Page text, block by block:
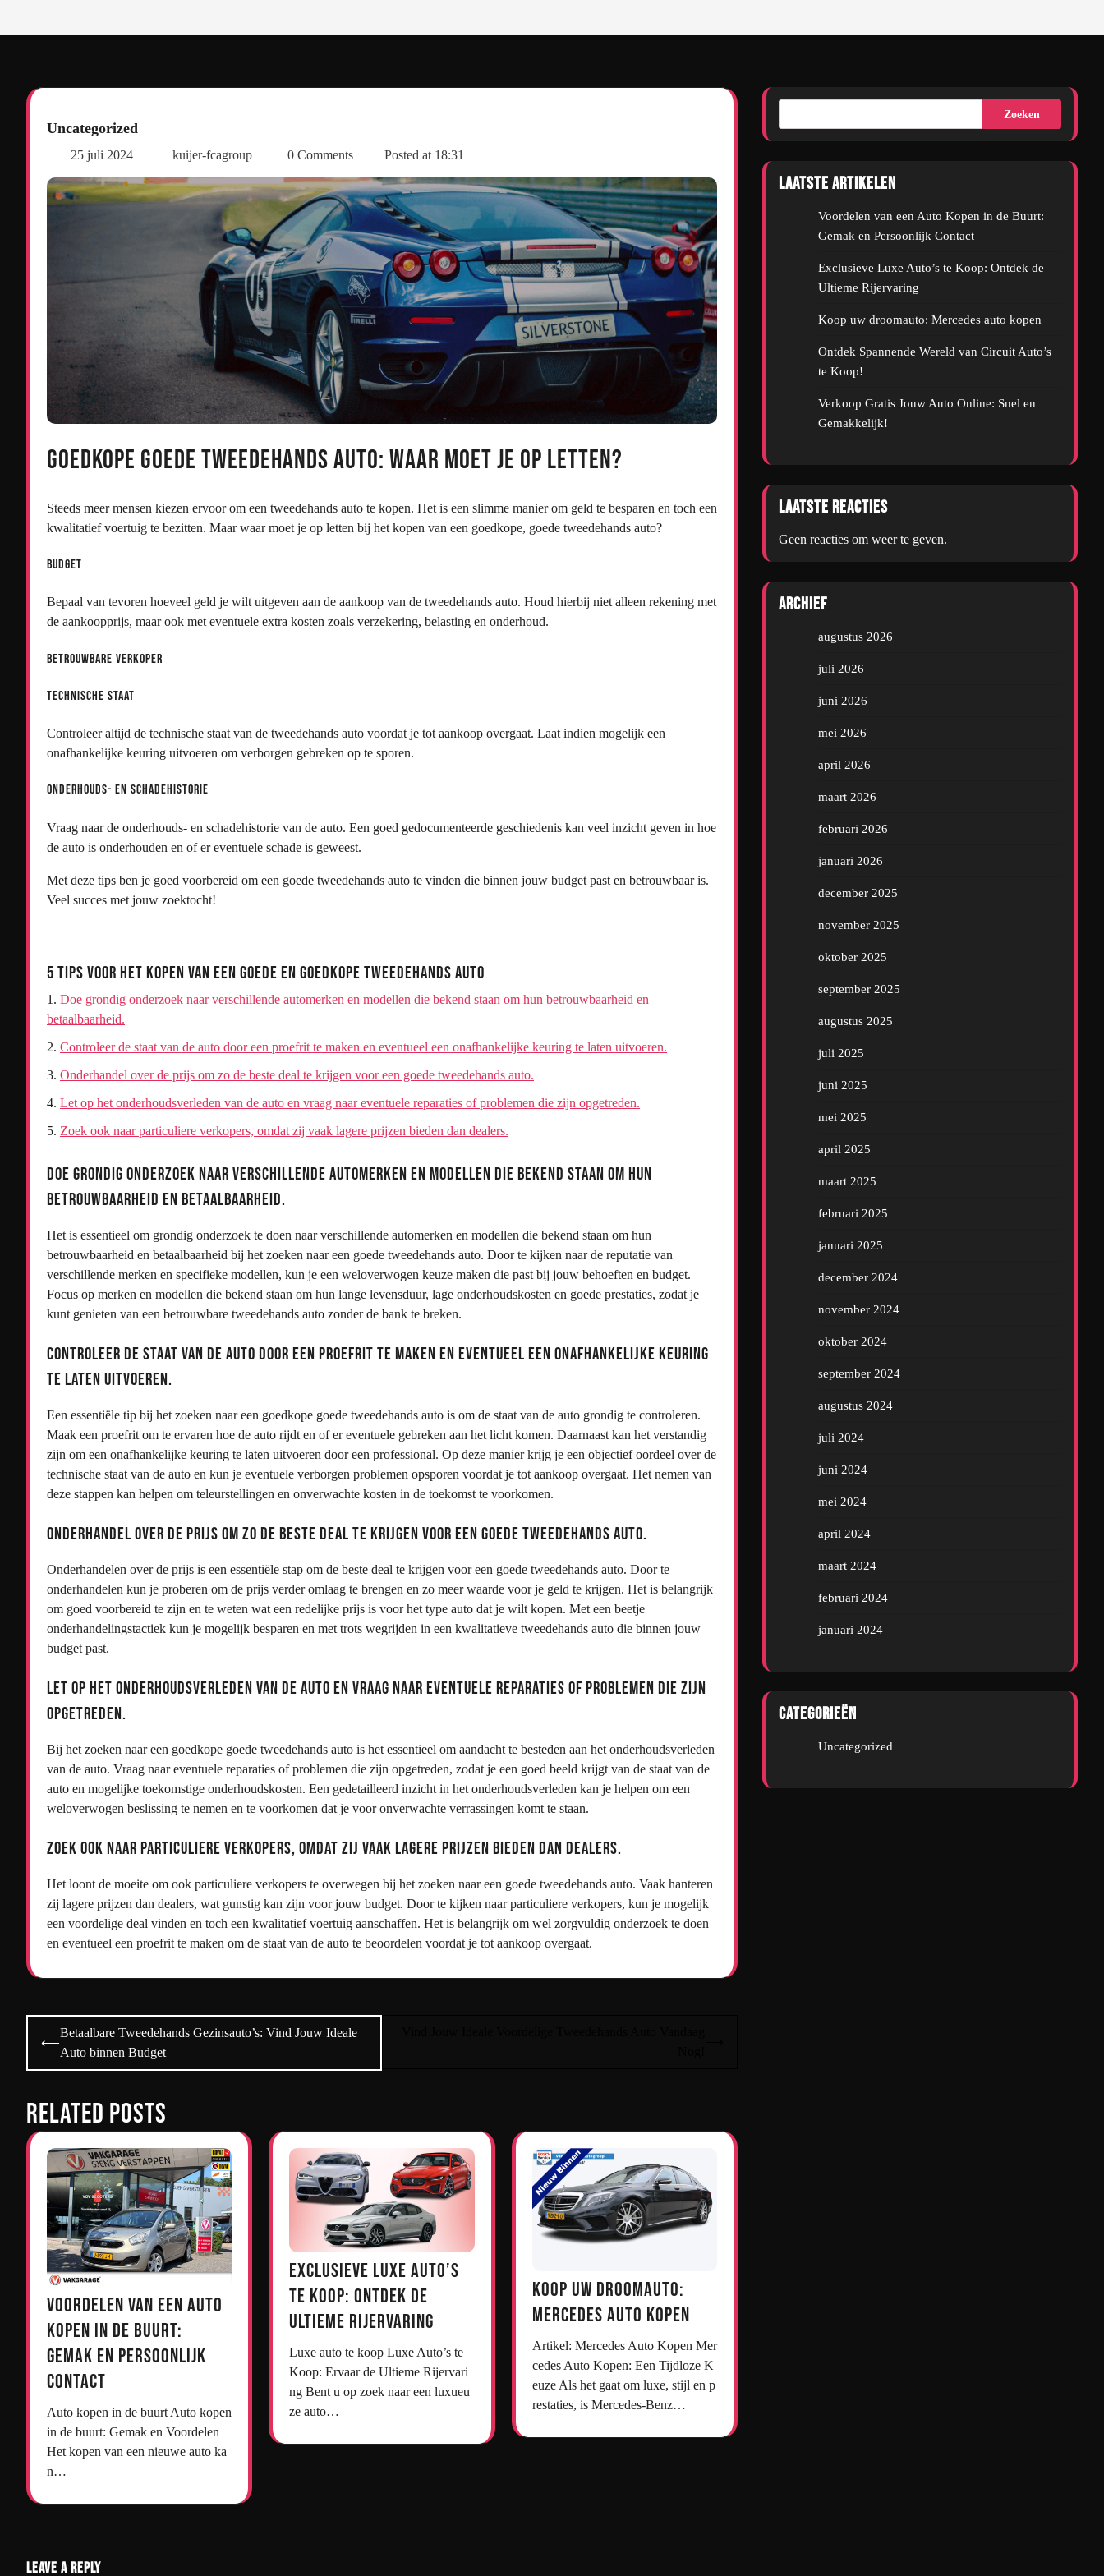
Uncategorized
25 juli 2024 kuijer-fcagroup 0 Comments Posted at 18:31
Goedkope goede tweedehands auto: Waar moet je op letten?
Steeds meer mensen kiezen ervoor om een tweedehands auto te kopen. Het is een slimme manier om geld te besparen en toch een
kwalitatief voertuig te bezitten. Maar waar moet je op letten bij het kopen van een goedkope, goede tweedehands auto?
Budget
Bepaal van tevoren hoeveel geld je wilt uitgeven aan de aankoop van de tweedehands auto. Houd hierbij niet alleen rekening met
de aankoopprijs, maar ook met eventuele extra kosten zoals verzekering, belasting en onderhoud.
Betrouwbare verkoper
Technische staat
Controleer altijd de technische staat van de tweedehands auto voordat je tot aankoop overgaat. Laat indien mogelijk een
onafhankelijke keuring uitvoeren om verborgen gebreken op te sporen.
Onderhouds- en schadehistorie
Vraag naar de onderhouds- en schadehistorie van de auto. Een goed gedocumenteerde geschiedenis kan veel inzicht geven in hoe
de auto is onderhouden en of er eventuele schade is geweest.
Met deze tips ben je goed voorbereid om een goede tweedehands auto te vinden die binnen jouw budget past en betrouwbaar is.
Veel succes met jouw zoektocht!
5 Tips voor het Kopen van een Goede en Goedkope Tweedehands Auto
Doe grondig onderzoek naar verschillende automerken en modellen die bekend staan om hun betrouwbaarheid en
betaalbaarheid.
Controleer de staat van de auto door een proefrit te maken en eventueel een onafhankelijke keuring te laten uitvoeren.
Onderhandel over de prijs om zo de beste deal te krijgen voor een goede tweedehands auto.
Let op het onderhoudsverleden van de auto en vraag naar eventuele reparaties of problemen die zijn opgetreden.
Zoek ook naar particuliere verkopers, omdat zij vaak lagere prijzen bieden dan dealers.
Doe grondig onderzoek naar verschillende automerken en modellen die bekend staan om hun
betrouwbaarheid en betaalbaarheid.
Het is essentieel om grondig onderzoek te doen naar verschillende automerken en modellen die bekend staan om hun
betrouwbaarheid en betaalbaarheid bij het zoeken naar een goede tweedehands auto. Door te kijken naar de reputatie van
verschillende merken en specifieke modellen, kun je een weloverwogen keuze maken die past bij jouw behoeften en budget.
Focus op merken en modellen die bekend staan om hun lange levensduur, lage onderhoudskosten en goede prestaties, zodat je
kunt genieten van een betrouwbare tweedehands auto zonder de bank te breken.
Controleer de staat van de auto door een proefrit te maken en eventueel een onafhankelijke keuring
te laten uitvoeren.
Een essentiële tip bij het zoeken naar een goedkope goede tweedehands auto is om de staat van de auto grondig te controleren.
Maak een proefrit om te ervaren hoe de auto rijdt en of er eventuele gebreken aan het licht komen. Daarnaast kan het verstandig
zijn om een onafhankelijke keuring te laten uitvoeren door een professional. Op deze manier krijg je een objectief oordeel over de
technische staat van de auto en kun je eventuele verborgen problemen opsporen voordat je tot aankoop overgaat. Het nemen van
deze stappen kan helpen om teleurstellingen en onverwachte kosten in de toekomst te voorkomen.
Onderhandel over de prijs om zo de beste deal te krijgen voor een goede tweedehands auto.
Onderhandelen over de prijs is een essentiële stap om de beste deal te krijgen voor een goede tweedehands auto. Door te
onderhandelen kun je proberen om de prijs verder omlaag te brengen en zo meer waarde voor je geld te krijgen. Het is belangrijk
om goed voorbereid te zijn en te weten wat een redelijke prijs is voor het type auto dat je wilt kopen. Met een beetje
onderhandelingstactiek kun je mogelijk besparen en met trots wegrijden in een kwalitatieve tweedehands auto die binnen jouw
budget past.
Let op het onderhoudsverleden van de auto en vraag naar eventuele reparaties of problemen die zijn
opgetreden.
Bij het zoeken naar een goedkope goede tweedehands auto is het essentieel om aandacht te besteden aan het onderhoudsverleden
van de auto. Vraag naar eventuele reparaties of problemen die zijn opgetreden, zodat je een goed beeld krijgt van de staat van de
auto en mogelijke toekomstige onderhoudskosten. Een gedetailleerd inzicht in het onderhoudsverleden kan je helpen om een
weloverwogen beslissing te nemen en te voorkomen dat je voor onverwachte verrassingen komt te staan.
Zoek ook naar particuliere verkopers, omdat zij vaak lagere prijzen bieden dan dealers.
Het loont de moeite om ook particuliere verkopers te overwegen bij het zoeken naar een goede tweedehands auto. Vaak hanteren
zij lagere prijzen dan dealers, wat gunstig kan zijn voor jouw budget. Door te kijken naar particuliere verkopers, kun je mogelijk
een voordelige deal vinden en toch een kwalitatief voertuig aanschaffen. Het is belangrijk om wel zorgvuldig onderzoek te doen
en eventueel een proefrit te maken om de staat van de auto te beoordelen voordat je tot aankoop overgaat.
Bericht
navigatie
⟵
Betaalbare Tweedehands Gezinsauto’s: Vind Jouw Ideale
Auto binnen Budget
Related Posts
Voordelen van een Auto
Kopen in de Buurt:
Gemak en Persoonlijk
Contact
Auto kopen in de buurt Auto kopen
in de buurt: Gemak en Voordelen
Het kopen van een nieuwe auto ka
n…
Exclusieve Luxe Auto’s
te Koop: Ontdek de
Ultieme Rijervaring
Luxe auto te koop Luxe Auto’s te
Koop: Ervaar de Ultieme Rijervari
ng Bent u op zoek naar een luxueu
ze auto…
Koop uw droomauto:
Mercedes auto kopen
Artikel: Mercedes Auto Kopen Mer
cedes Auto Kopen: Een Tijdloze K
euze Als het gaat om luxe, stijl en p
restaties, is Mercedes-Benz…
Leave a Reply
Zoeken
Laatste artikelen
Voordelen van een Auto Kopen in de Buurt:
Gemak en Persoonlijk Contact
Exclusieve Luxe Auto’s te Koop: Ontdek de
Ultieme Rijervaring
Koop uw droomauto: Mercedes auto kopen
Ontdek Spannende Wereld van Circuit Auto’s
te Koop!
Verkoop Gratis Jouw Auto Online: Snel en
Gemakkelijk!
Laatste reacties
Geen reacties om weer te geven.
Archief
augustus 2026
juli 2026
juni 2026
mei 2026
april 2026
maart 2026
februari 2026
januari 2026
december 2025
november 2025
oktober 2025
september 2025
augustus 2025
juli 2025
juni 2025
mei 2025
april 2025
maart 2025
februari 2025
januari 2025
december 2024
november 2024
oktober 2024
september 2024
augustus 2024
juli 2024
juni 2024
mei 2024
april 2024
maart 2024
februari 2024
januari 2024
Categorieën
Uncategorized